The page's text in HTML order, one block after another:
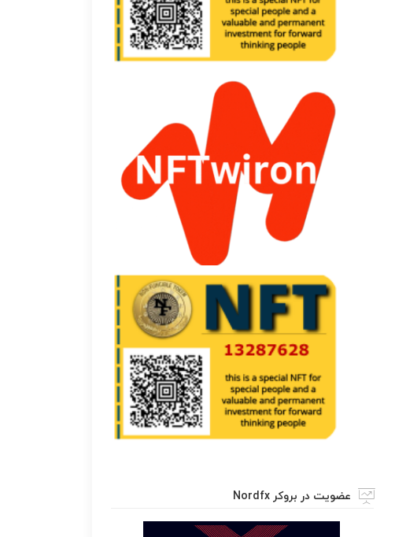
عضویت در بروکر Nordfx